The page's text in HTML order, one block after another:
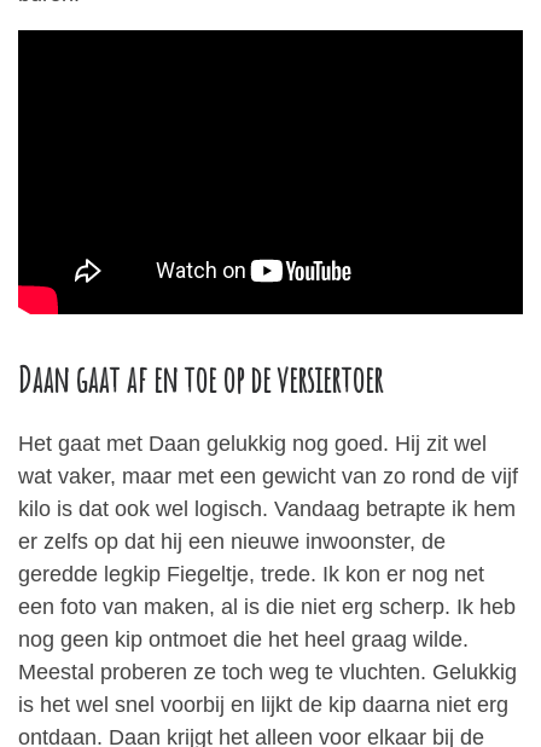
Daan gaat af en toe op de versiertoer
Het gaat met Daan gelukkig nog goed. Hij zit wel
wat vaker, maar met een gewicht van zo rond de vijf
kilo is dat ook wel logisch. Vandaag betrapte ik hem
er zelfs op dat hij een nieuwe inwoonster, de
geredde legkip Fiegeltje, trede. Ik kon er nog net
een foto van maken, al is die niet erg scherp. Ik heb
nog geen kip ontmoet die het heel graag wilde.
Meestal proberen ze toch weg te vluchten. Gelukkig
is het wel snel voorbij en lijkt de kip daarna niet erg
ontdaan. Daan krijgt het alleen voor elkaar bij de